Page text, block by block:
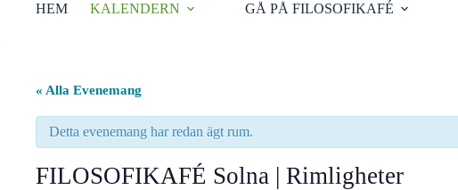
HEM KALENDERN GÅ PÅ FILOSOFIKAFÉ
« Alla Evenemang
Detta evenemang har redan ägt rum.
FILOSOFIKAFÉ Solna | Rimligheter